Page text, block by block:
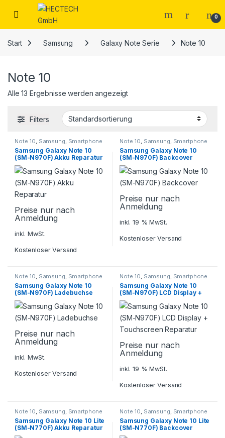
Open 0
Start Samsung Galaxy Note Serie Note 10
Note 10
Alle 13 Ergebnisse werden angezeigt
Filters
Note 10, Samsung, Smartphone
Reparatur
Samsung Galaxy Note 10
(SM-N970F) Akku Reparatur
Preise nur nach
Anmeldung
inkl. MwSt.
Kostenloser Versand
Note 10, Samsung, Smartphone
Reparatur
Samsung Galaxy Note 10
(SM-N970F) Backcover
Preise nur nach
Anmeldung
inkl. 19 % MwSt.
Kostenloser Versand
Note 10, Samsung, Smartphone
Reparatur
Samsung Galaxy Note 10
(SM-N970F) Ladebuchse
Preise nur nach
Anmeldung
inkl. MwSt.
Kostenloser Versand
Note 10, Samsung, Smartphone
Reparatur
Samsung Galaxy Note 10
(SM-N970F) LCD Display +
Touchscreen Reparatur
Preise nur nach
Anmeldung
inkl. 19 % MwSt.
Kostenloser Versand
Note 10, Samsung, Smartphone
Reparatur
Samsung Galaxy Note 10 Lite
(SM-N770F) Akku Reparatur
Note 10, Samsung, Smartphone
Reparatur
Samsung Galaxy Note 10 Lite
(SM-N770F) Backcover